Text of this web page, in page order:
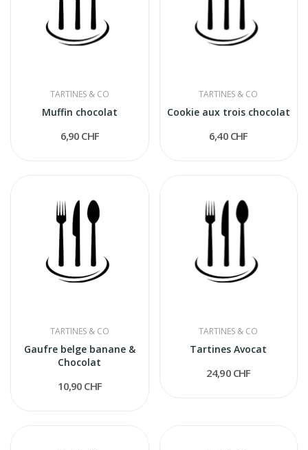
TARTINES & CO
Muffin chocolat
6,90 CHF
TARTINES & CO
Cookie aux trois chocolat
6,40 CHF
TARTINES & CO
Gaufre belge banane &
Chocolat
10,90 CHF
TARTINES & CO
Tartines Avocat
24,90 CHF